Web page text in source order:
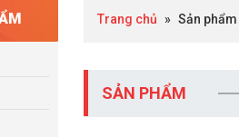
Trang chủ » Sản phẩm
SẢN PHẨM